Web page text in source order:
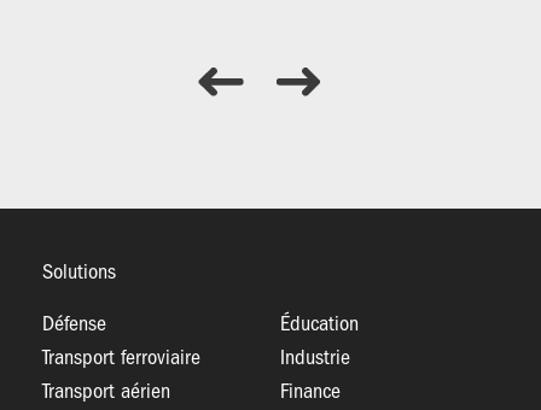
Solutions
Défense
Transport ferroviaire
Transport aérien
Éducation
Industrie
Finance